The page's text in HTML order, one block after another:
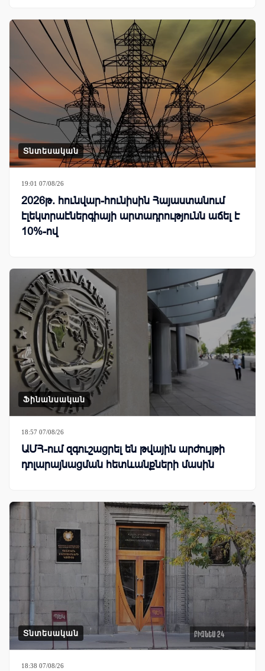
Տնտեսական
19:01 07/08/26
2026թ. հունվար-հունիսին Հայաստանում
էլեկտրաէներգիայի արտադրությունն աճել է
10%-ով
Ֆինանսական
18:57 07/08/26
ԱՄՀ-ում զգուշացրել են թվային արժույթի
դոլարայնացման հետևանքների մասին
Տնտեսական
18:38 07/08/26